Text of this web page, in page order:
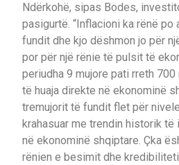
Ndërkohë, sipas Bodes,
pasigurtë. “Inflacioni ka rënë
fundit dhe kjo dëshmon jo për
por për një rënie të pulsit të
periudha 9 mujore pati rreth
të huaja direkte në ekonominë
tremujorit të fundit flet për
krahasuar me trendin historik të
në ekonominë shqiptare. Çka
rënien e besimit dhe